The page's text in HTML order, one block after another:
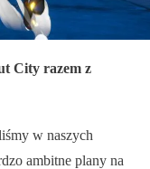
City razem z
w naszych
ambitne plany na